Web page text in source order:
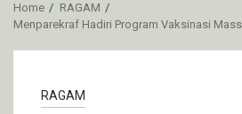
Home
RAGAM
Menparekraf Hadiri Program Vaksinasi
RAGAM